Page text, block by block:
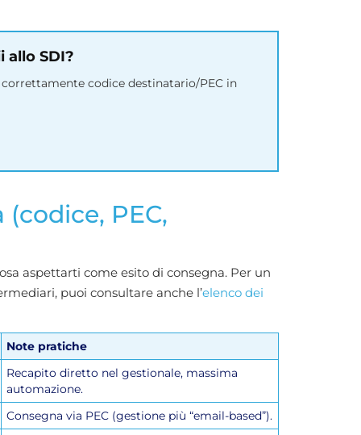
allo SDI?
codice destinatario/PEC in
PEC,
aspettarti come esito di consegna. Per un
puoi consultare anche l’elenco dei
Note pratiche
Recapito diretto nel gestionale, massima
automazione.
Consegna via PEC (gestione più “email-based”).